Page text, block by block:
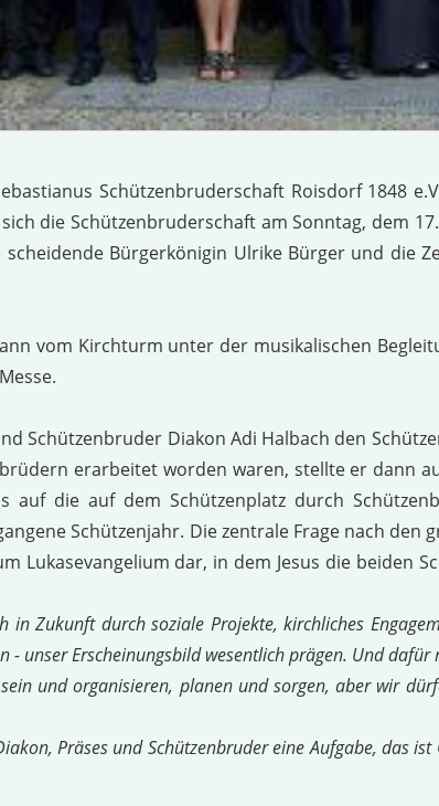
Schützenbruderschaft Roisdorf 1848
die Schützenbruderschaft am Sonntag, dem
Bürgerkönigin Ulrike Bürger und die
vom Kirchturm unter der musikalischen
Schützenbruder Diakon Adi Halbach den
erarbeitet worden waren, stellte er dann
die auf dem Schützenplatz durch
Schützenjahr. Die zentrale Frage nach
Lukasevangelium dar, in dem Jesus die beiden
in Zukunft durch soziale Projekte, kirchliches
- unser Erscheinungsbild wesentlich prägen. Und
und organisieren, planen und sorgen, aber wir
Präses und Schützenbruder eine Aufgabe, das